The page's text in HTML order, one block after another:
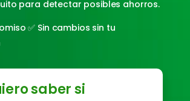
para detectar posibles ahorros.
✅ Sin cambios sin tu
saber si